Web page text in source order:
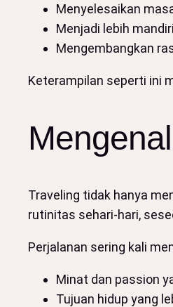
Menyelesaikan
Menjadi lebih
Mengembangkan
Keterampilan seperti ini
Traveling tidak hanya
rutinitas sehari-hari,
Perjalanan sering kali
Minat dan passion
Tujuan hidup yang